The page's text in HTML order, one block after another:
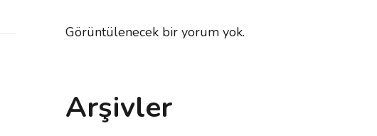
Görüntülenecek bir yorum yok.
Arşivler